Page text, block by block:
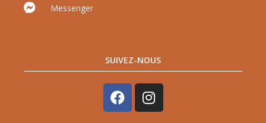
Messenger
SUIVEZ-NOUS